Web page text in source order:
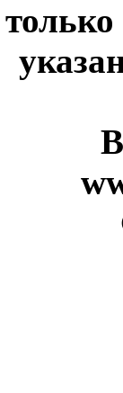
только